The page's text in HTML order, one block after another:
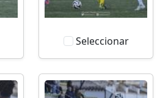
Seleccionar